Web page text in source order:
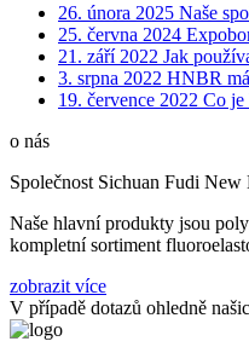
26. února 2025 Naše
25. června 2024
21. září 2022 Jak
3. srpna 2022 HNBR
19. července 2022 Co
o nás
Společnost Sichuan Fudi
Naše hlavní produkty jsou
kompletní sortiment
zobrazit více
V případě dotazů ohledně